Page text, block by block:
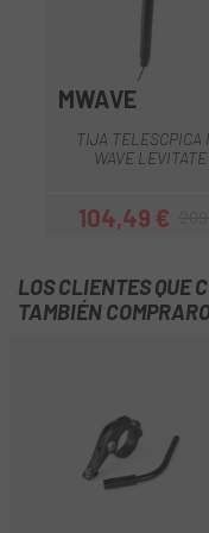
MWAVE
TIJA TELESCPICA
WAVE LEVITATE
Precio
104,49 €Precio
LOS CLIENTES QUE
TAMBIÉN